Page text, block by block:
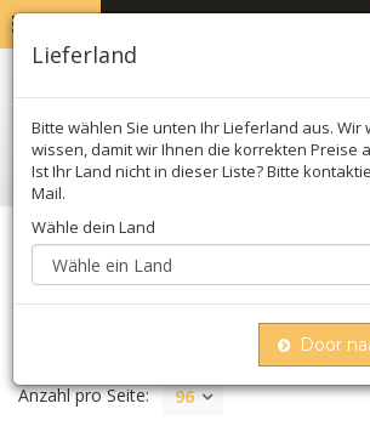
MILCHPRODUKTEN
Anzahl pro Seite: 96
Lieferland
Bitte wählen Sie unten Ihr Lieferland aus. Wir
wissen, damit wir Ihnen die korrekten Preise
Ist Ihr Land nicht in dieser Liste? Bitte
Mail.
Wähle dein Land
Door